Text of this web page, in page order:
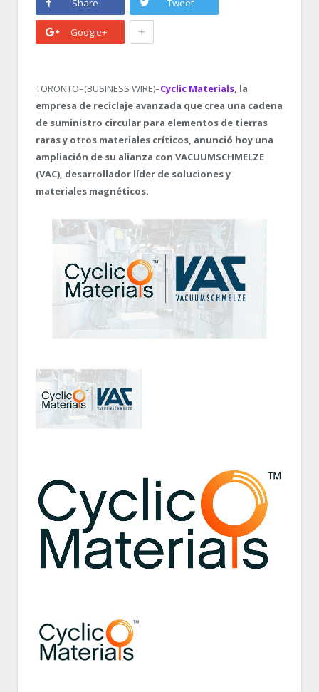
Share Tweet
Google+ +
TORONTO–(BUSINESS WIRE)–Cyclic Materials, la
empresa de reciclaje avanzada que crea una cadena
de suministro circular para elementos de tierras
raras y otros materiales críticos, anunció hoy una
ampliación de su alianza con VACUUMSCHMELZE
(VAC), desarrollador líder de soluciones y
materiales magnéticos.